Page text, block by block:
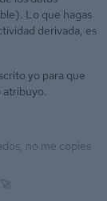
Lo que hagas
derivada, es
yo para que
no me copies
🚀